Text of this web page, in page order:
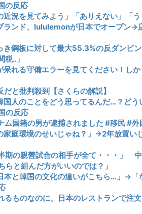
の反応
況を見てみよう」「ありえない」「う
ランド、lululemonが日本でオープン→
き鋼板に対して最大55.3%の反ダンピ
‥」
れる守備エラーを見てください！し
と批判殺到【さくらの解説】
人のことをどう思ってるんだ…？どう
の反応
ム国籍の男が逮捕されました #移民 #外
家庭環境のせいじゃね？」→2年放置い
期の親善試合の相手が全て・・・」
と組んだ方がいいのでは？」
本と韓国の文化の違いがこちら…」→「
るものなのに、日本のレストランで注